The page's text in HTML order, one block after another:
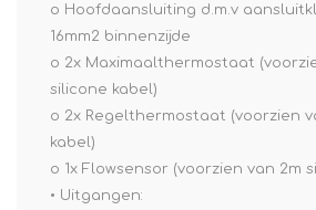
o Hoofdaansluiting d.m.v
16mm2 binnenzijde
o 2x Maximaalthermostaat
silicone kabel)
o 2x Regelthermostaat (voorzien
kabel)
o 1x Flowsensor (voorzien van 2m
• Uitgangen: